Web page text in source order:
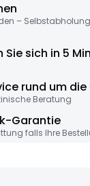
–
Sie sich in 5
rund um die
Beratung
Garantie
falls Ihre